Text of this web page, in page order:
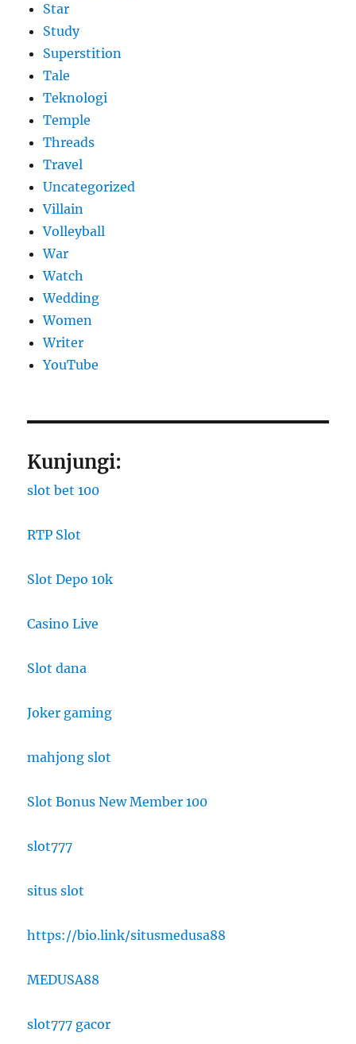
Star
Study
Superstition
Tale
Teknologi
Temple
Threads
Travel
Uncategorized
Villain
Volleyball
War
Watch
Wedding
Women
Writer
YouTube
Kunjungi:
slot bet 100
RTP Slot
Slot Depo 10k
Casino Live
Slot dana
Joker gaming
mahjong slot
Slot Bonus New Member 100
slot777
situs slot
https://bio.link/situsmedusa88
MEDUSA88
slot777 gacor